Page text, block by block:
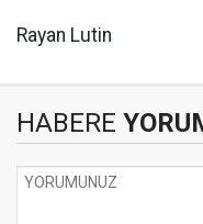
Rayan Lutin
HABERE